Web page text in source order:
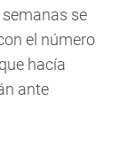
se
el número
hacía
ante